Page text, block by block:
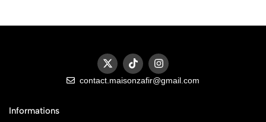
contact.maisonzafir@gmail.com
Informations